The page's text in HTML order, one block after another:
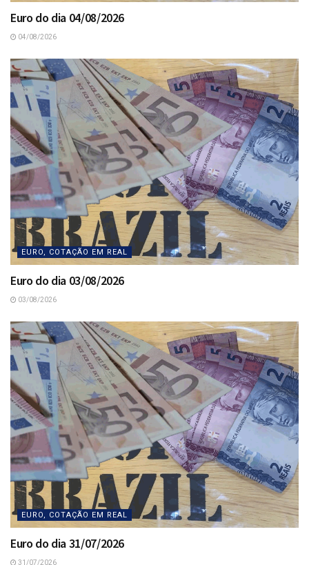
Euro do dia 04/08/2026
04/08/2026
EURO, COTAÇÃO EM REAL
Euro do dia 03/08/2026
03/08/2026
EURO, COTAÇÃO EM REAL
Euro do dia 31/07/2026
31/07/2026